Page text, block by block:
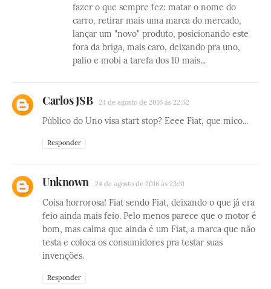
fazer o que sempre fez: matar o nome do
carro, retirar mais uma marca do mercado,
lançar um "novo" produto, posicionando este
fora da briga, mais caro, deixando pra uno,
palio e mobi a tarefa dos 10 mais...
Carlos JSB 24 de agosto de 2016 às 22:52
Público do Uno visa start stop? Eeee Fiat, que mico...
Responder
Unknown 24 de agosto de 2016 às 23:31
Coisa horrorosa! Fiat sendo Fiat, deixando o que já era
feio ainda mais feio. Pelo menos parece que o motor é
bom, mas calma que ainda é um Fiat, a marca que não
testa e coloca os consumidores pra testar suas
invenções.
Responder